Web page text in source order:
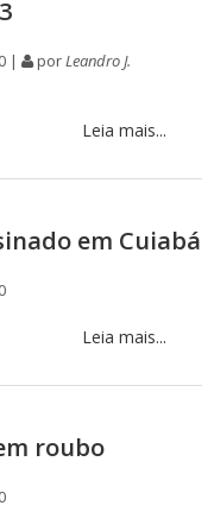
| porLeandro J.
Leia mais...
em Cuiabá
Leia mais...
roubo